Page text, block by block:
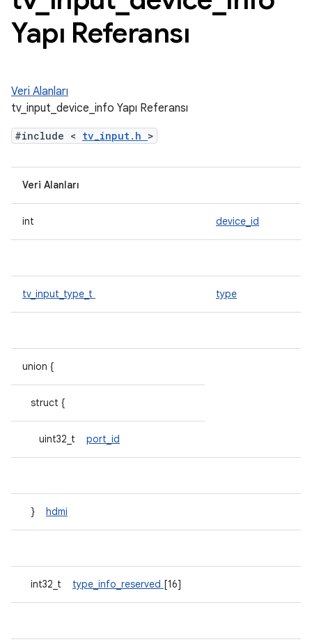
Yapı Referansı
Veri Alanları
tv_input_device_info Yapı Referansı
#include < tv_input.h >
Veri Alanları
int device_id
tv_input_type_t type
union {
struct {
uint32_t port_id
} hdmi
int32_t type_info_reserved [16]